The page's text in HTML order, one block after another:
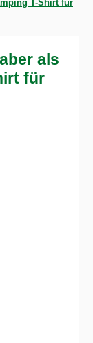
T-Shirt für
als
für